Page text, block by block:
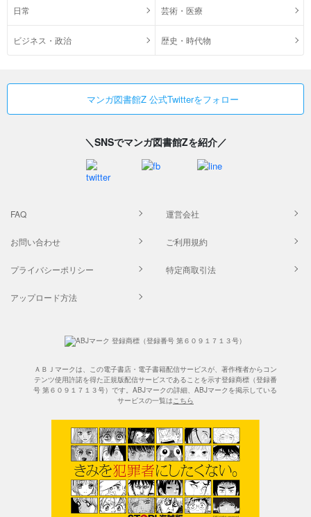
日常 芸術・医療
ビジネス・政治 歴史・時代物
マンガ図書館Z 公式Twitterをフォロー
＼SNSでマンガ図書館Zを紹介／
FAQ 運営会社
お問い合わせ ご利用規約
プライバシーポリシー 特定商取引法
アップロード方法
ＡＢＪマークは、この電子書店・電子書籍配信サービスが、著作権者からコン
テンツ使用許諾を得た正規版配信サービスであることを示す登録商標（登録番
号 第６０９１７１３号）です。ABJマークの詳細、ABJマークを掲示している
サービスの一覧は こちら